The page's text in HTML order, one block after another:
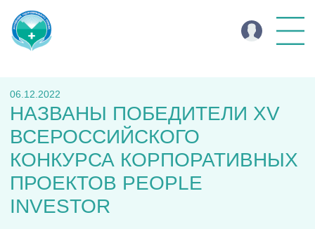
06.12.2022
НАЗВАНЫ ПОБЕДИТЕЛИ XV
ВСЕРОССИЙСКОГО
КОНКУРСА КОРПОРАТИВНЫХ
ПРОЕКТОВ PEOPLE
INVESTOR